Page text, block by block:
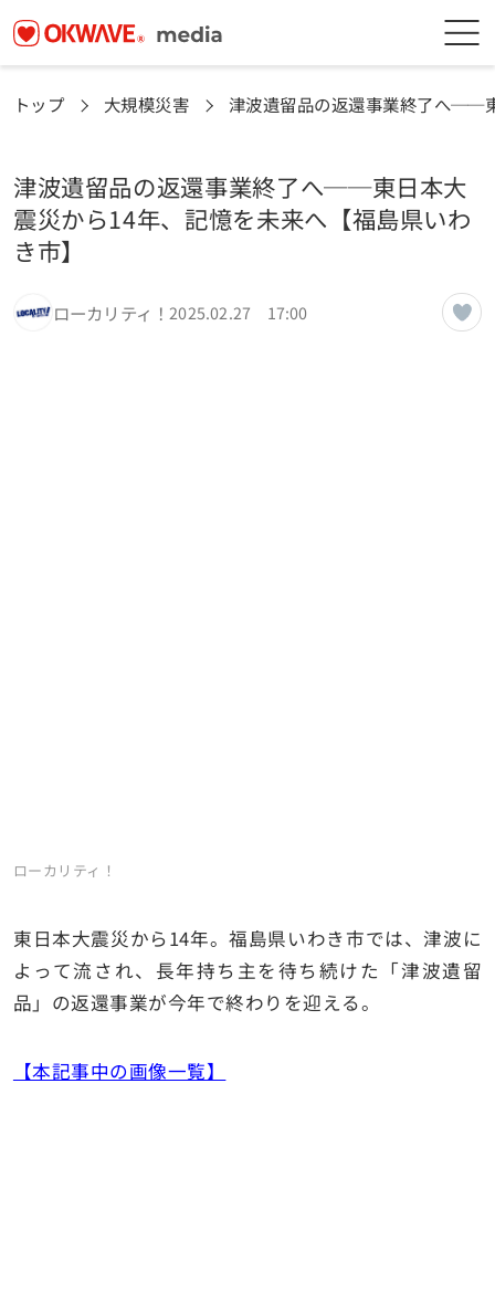
トップ 大規模災害 津波遺留品の返還事業終了へ──
津波遺留品の返還事業終了へ──東日本大
震災から14年、記憶を未来へ【福島県いわ
き市】
ローカリティ！2025.02.27 17:00
ローカリティ！
東日本大震災から14年。福島県いわき市では、津波に
よって流され、長年持ち主を待ち続けた「津波遺留
品」の返還事業が今年で終わりを迎える。
【本記事中の画像一覧】